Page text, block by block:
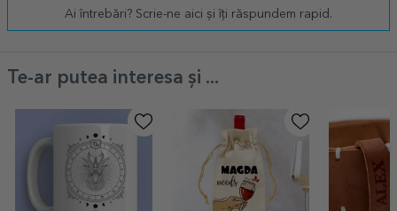
Ai întrebări? Scrie-ne aici și îți răspundem rapid.
Te-ar putea interesa și ...